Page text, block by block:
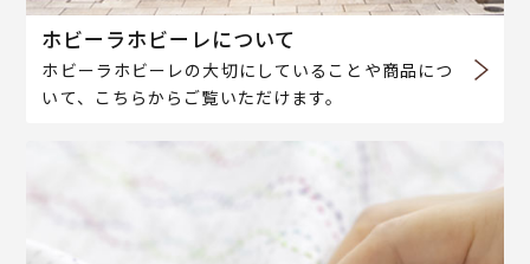
ホビーラホビーレについて
ホビーラホビーレの大切にしていることや商品につ
いて、こちらからご覧いただけます。